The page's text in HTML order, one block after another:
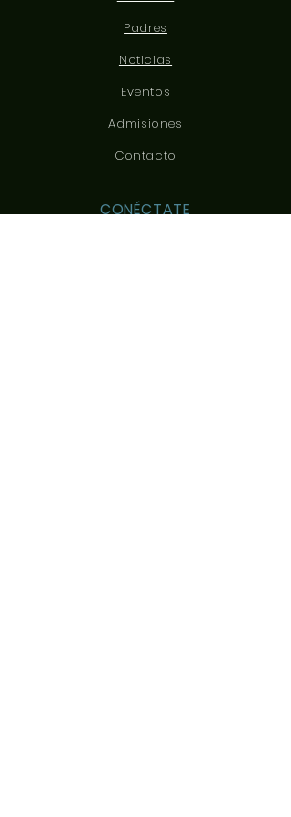
Padres
Noticias
Eventos
Admisiones
Contacto
CONÉCTATE